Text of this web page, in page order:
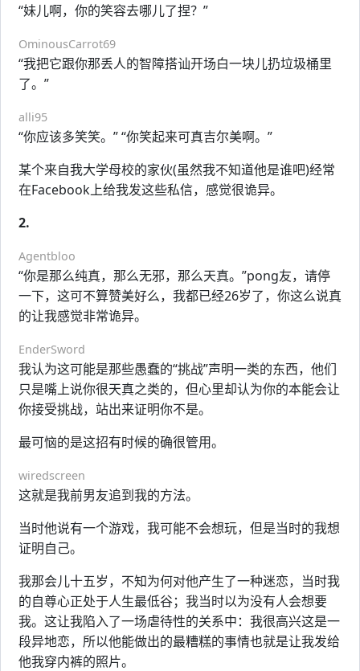
“妹儿啊，你的笑容去哪儿了捏？”
OminousCarrot69
“我把它跟你那丢人的智障搭讪开场白一块儿扔垃圾桶里
了。”
alli95
“你应该多笑笑。” “你笑起来可真吉尔美啊。”
某个来自我大学母校的家伙(虽然我不知道他是谁吧)经常
在Facebook上给我发这些私信，感觉很诡异。
2.
Agentbloo
“你是那么纯真，那么无邪，那么天真。”pong友，请停
一下，这可不算赞美好么，我都已经26岁了，你这么说真
的让我感觉非常诡异。
EnderSword
我认为这可能是那些愚蠢的“挑战”声明一类的东西，他们
只是嘴上说你很天真之类的，但心里却认为你的本能会让
你接受挑战，站出来证明你不是。
最可恼的是这招有时候的确很管用。
wiredscreen
这就是我前男友追到我的方法。
当时他说有一个游戏，我可能不会想玩，但是当时的我想
证明自己。
我那会儿十五岁，不知为何对他产生了一种迷恋，当时我
的自尊心正处于人生最低谷；我当时以为没有人会想要
我。这让我陷入了一场虐待性的关系中：我很高兴这是一
段异地恋，所以他能做出的最糟糕的事情也就是让我发给
他我穿内裤的照片。